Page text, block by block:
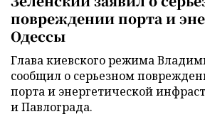
повреждении порта и
Одессы
Глава киевского режима
сообщил о серьезном
порта и энергетической
и Павлограда.